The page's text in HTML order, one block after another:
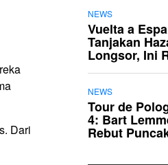
Dari
NEWS
Vuelta a
Tanjakan
Longsor, Ini
NEWS
Tour de
4: Bart
Rebut